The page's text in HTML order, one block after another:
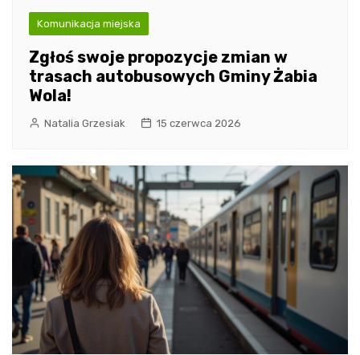
Komunikacja miejska
Zgłoś swoje propozycje zmian w
trasach autobusowych Gminy Żabia
Wola!
Natalia Grzesiak 15 czerwca 2026